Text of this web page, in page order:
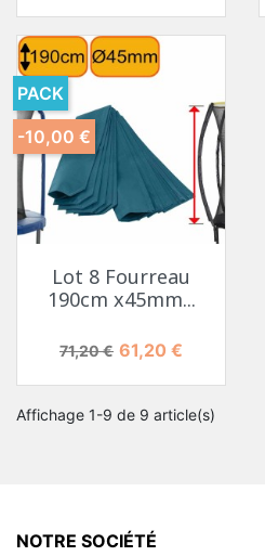
Lot 8 Fourreau
190cm x45mm...
Prix de base
71,20 € Prix
61,20 €
PACK
-10,00 €
Affichage 1-9 de 9 article(s)
NOTRE SOCIÉTÉ